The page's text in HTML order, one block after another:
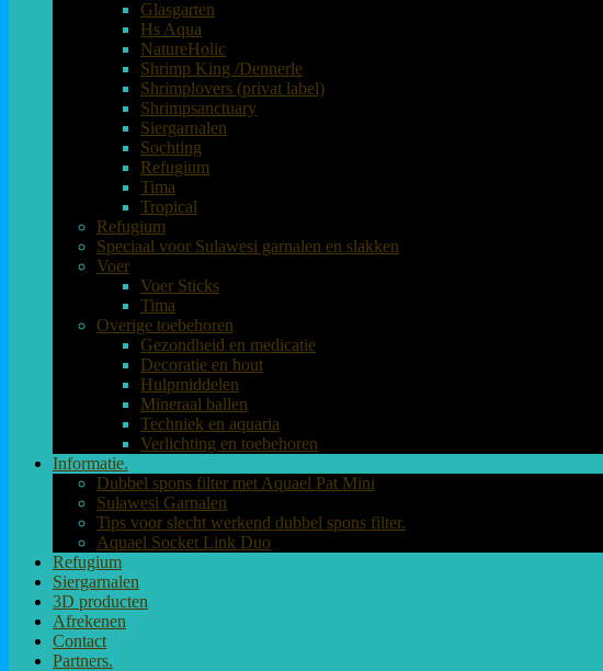
Glasgarten
Hs Aqua
NatureHolic
Shrimp King /Dennerle
Shrimplovers (privat label)
Shrimpsanctuary
Siergarnalen
Sochting
Refugium
Tima
Tropical
Refugium
Speciaal voor Sulawesi garnalen en slakken
Voer
Voer Sticks
Tima
Overige toebehoren
Gezondheid en medicatie
Decoratie en hout
Hulpmiddelen
Mineraal ballen
Techniek en aquaria
Verlichting en toebehoren
Informatie.
Dubbel spons filter met Aquael Pat Mini
Sulawesi Garnalen
Tips voor slecht werkend dubbel spons filter.
Aquael Socket Link Duo
Refugium
Siergarnalen
3D producten
Afrekenen
Contact
Partners.